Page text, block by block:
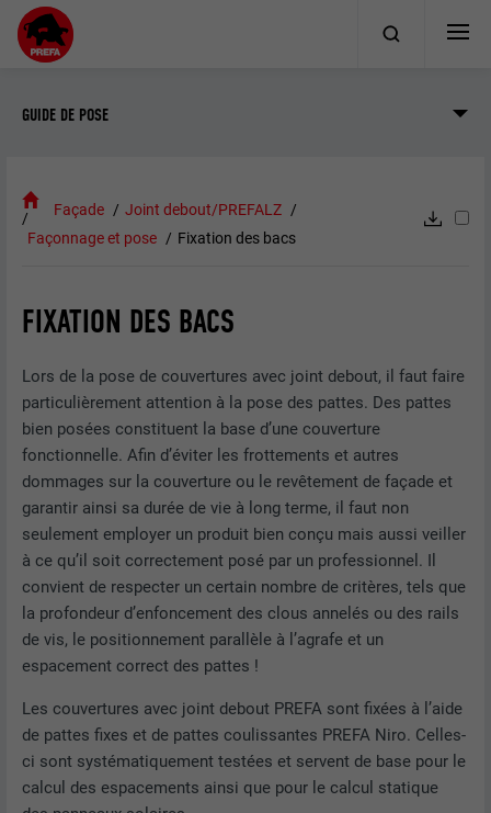
GUIDE DE POSE
Façade
Joint debout/PREFALZ
Façonnage et pose
Fixation des bacs
FIXATION DES BACS
Lors de la pose de couvertures avec joint debout, il faut faire
particulièrement attention à la pose des pattes. Des pattes
bien posées constituent la base d’une couverture
fonctionnelle. Afin d’éviter les frottements et autres
dommages sur la couverture ou le revêtement de façade et
garantir ainsi sa durée de vie à long terme, il faut non
seulement employer un produit bien conçu mais aussi veiller
à ce qu’il soit correctement posé par un professionnel. Il
convient de respecter un certain nombre de critères, tels que
la profondeur d’enfoncement des clous annelés ou des rails
de vis, le positionnement parallèle à l’agrafe et un
espacement correct des pattes !
Les couvertures avec joint debout PREFA sont fixées à l’aide
de pattes fixes et de pattes coulissantes PREFA Niro. Celles-
ci sont systématiquement testées et servent de base pour le
calcul des espacements ainsi que pour le calcul statique